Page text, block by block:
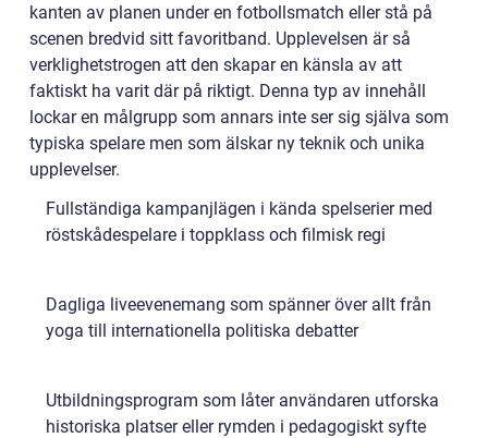
kanten av planen under en fotbollsmatch eller stå på
scenen bredvid sitt favoritband. Upplevelsen är så
verklighetstrogen att den skapar en känsla av att
faktiskt ha varit där på riktigt. Denna typ av innehåll
lockar en målgrupp som annars inte ser sig själva som
typiska spelare men som älskar ny teknik och unika
upplevelser.
Fullständiga kampanjlägen i kända spelserier med
röstskådespelare i toppklass och filmisk regi
Dagliga liveevenemang som spänner över allt från
yoga till internationella politiska debatter
Utbildningsprogram som låter användaren utforska
historiska platser eller rymden i pedagogiskt syfte